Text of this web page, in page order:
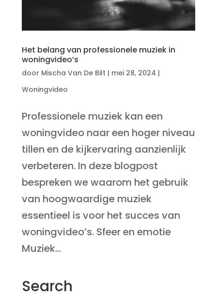
Het belang van professionele muziek in
woningvideo’s
door Mischa Van De Bilt | mei 28, 2024 |
Woningvideo
Professionele muziek kan een
woningvideo naar een hoger niveau
tillen en de kijkervaring aanzienlijk
verbeteren. In deze blogpost
bespreken we waarom het gebruik
van hoogwaardige muziek
essentieel is voor het succes van
woningvideo’s. Sfeer en emotie
Muziek...
Search